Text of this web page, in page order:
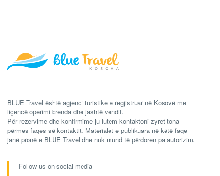
BLUE Travel është agjenci turistike e regjistruar në Kosovë me
liçencë operimi brenda dhe jashtë vendit.
Për rezervime dhe konfirmime ju lutem kontaktoni zyret tona
përmes faqes së kontaktit. Materialet e publikuara në këtë faqe
janë pronë e BLUE Travel dhe nuk mund të përdoren pa autorizim.
Follow us on social media